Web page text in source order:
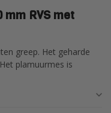
mm RVS met
greep. Het geharde
plamuurmes is